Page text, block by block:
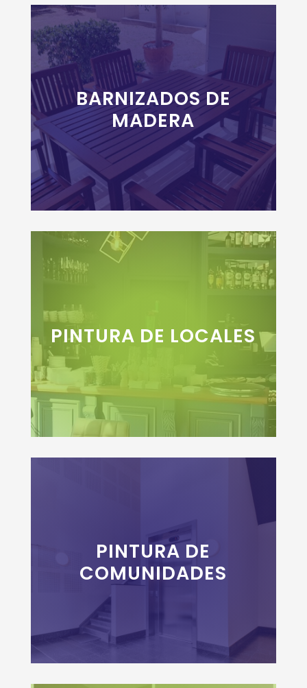
BARNIZADOS DE
MADERA
+INFO
PINTURA DE LOCALES
+INFO
PINTURA DE
COMUNIDADES
+INFO